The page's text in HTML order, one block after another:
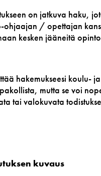
on jatkuva haku,
ohjaajan / opettajan
kesken jääneitä
hakemukseesi koulu-
mutta se voi
tai valokuvata
kuvaus